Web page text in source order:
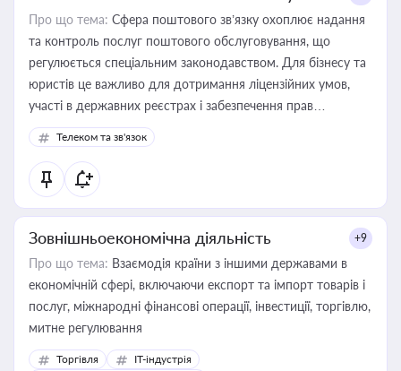
Про що тема: Сфера поштового зв’язку охоплює надання
та контроль послуг поштового обслуговування, що
регулюється спеціальним законодавством. Для бізнесу та
юристів це важливо для дотримання ліцензійних умов,
участі в державних реєстрах і забезпечення прав
споживачів.
Телеком та зв'язок
Зовнішньоекономічна діяльність +9
Про що тема: Взаємодія країни з іншими державами в
економічній сфері, включаючи експорт та імпорт товарів і
послуг, міжнародні фінансові операції, інвестиції, торгівлю,
митне регулювання
Торгівля
IT-індустрія